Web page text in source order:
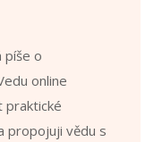
píše o
online
praktické
propojuji vědu s